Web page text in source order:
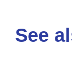
See